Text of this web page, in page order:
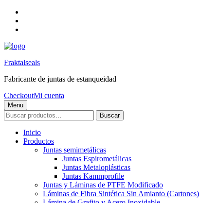
content
footer
Fraktalseals
Fabricante de juntas de estanqueidad
CheckoutMi cuenta
Menu
Buscar
por:
Buscar
Inicio
Productos
Juntas semimetálicas
Juntas Espirometálicas
Juntas Metaloplásticas
Juntas Kammprofile
Juntas y Láminas de PTFE Modificado
Láminas de Fibra Sintética Sin Amianto (Cartones)